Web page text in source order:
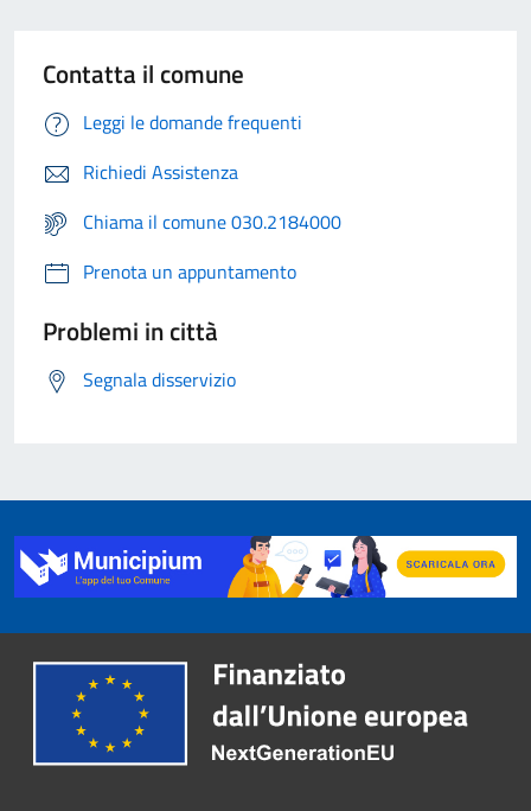
Contatta il comune
Leggi le domande frequenti
Richiedi Assistenza
Chiama il comune 030.2184000
Prenota un appuntamento
Problemi in città
Segnala disservizio